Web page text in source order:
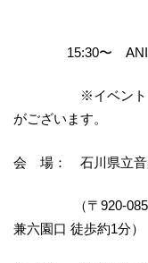
オープニ
15:30〜 ANISON
※イベント・公
がございます。
会 場： 石川県立音
（〒920-0856 石
兼六園口 徒歩約1分）